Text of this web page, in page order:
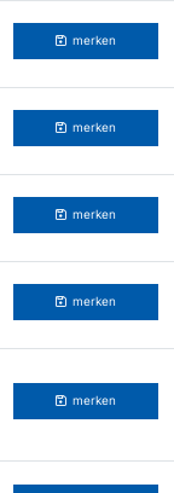
merken
merken
merken
merken
merken